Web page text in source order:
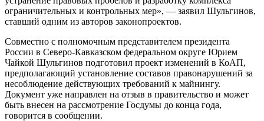
ограничительных и контрольных мер», — заявил Шульгинов,
ставший одним из авторов законопроектов.
Совместно с полномочным представителем президента
России в Северо-Кавказском федеральном округе Юрием
Чайкой Шульгинов подготовил проект изменений в КоАП,
предполагающий установление составов правонарушений за
несоблюдение действующих требований к майнингу.
Документ уже направлен на отзыв в правительство и может
быть внесен на рассмотрение Госдумы до конца года,
говорится в сообщении.